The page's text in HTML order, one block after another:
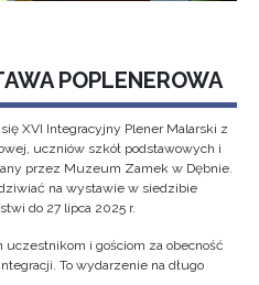
POPLENEROWA
XVI Integracyjny Plener Malarski z
uczniów szkół podstawowych i
przez Muzeum Zamek w Dębnie.
na wystawie w siedzibie
do 27 lipca 2025 r.
i gościom za obecność
To wydarzenie na długo